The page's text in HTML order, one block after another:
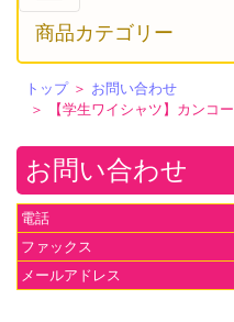
商品カテゴリー
トップ＞ お問い合わせ
＞ 【学生ワイシャツ】カンコ
お問い合わせ
電話
ファックス
メールアドレス